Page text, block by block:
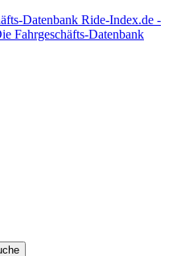
Ride-Index.de -
Fahrgeschäfts-Datenbank